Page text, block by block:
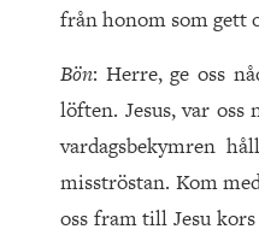
från honom som gett
Bön: Herre, ge oss
löften. Jesus, var
vardagsbekymren
misströstan. Kom
oss fram till Jesu